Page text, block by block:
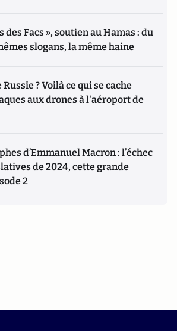
des Facs », soutien au Hamas : du
slogans, la même haine
? Voilà ce qui se cache
aux drones à l'aéroport de
d’Emmanuel Macron : l’échec
de 2024, cette grande
2